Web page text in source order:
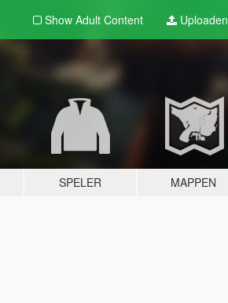
Show Adult Content Uploaden
SPELER MAPPEN